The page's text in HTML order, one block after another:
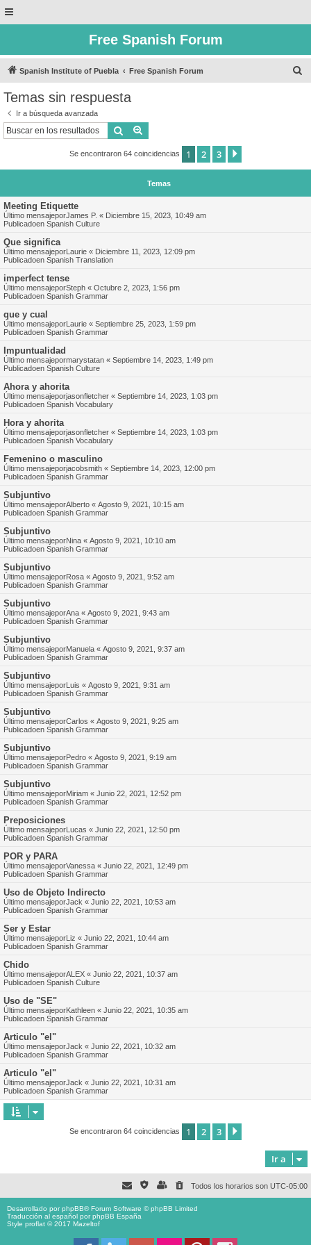
Free Spanish Forum
Spanish Institute of Puebla Free Spanish Forum
Temas sin respuesta
Ir a búsqueda avanzada
Buscar
Se encontraron 64 coincidencias 1 2 3
Temas
Meeting Etiquette
Último mensajeporJames P. « Diciembre 15, 2023, 10:49 am
Publicadoen Spanish Culture
Que significa
Último mensajeporLaurie « Diciembre 11, 2023, 12:09 pm
Publicadoen Spanish Translation
imperfect tense
Último mensajeporSteph « Octubre 2, 2023, 1:56 pm
Publicadoen Spanish Grammar
que y cual
Último mensajeporLaurie « Septiembre 25, 2023, 1:59 pm
Publicadoen Spanish Grammar
Impuntualidad
Último mensajepormarystatan « Septiembre 14, 2023, 1:49 pm
Publicadoen Spanish Culture
Ahora y ahorita
Último mensajeporjasonfletcher « Septiembre 14, 2023, 1:03 pm
Publicadoen Spanish Vocabulary
Hora y ahorita
Último mensajeporjasonfletcher « Septiembre 14, 2023, 1:03 pm
Publicadoen Spanish Vocabulary
Femenino o masculino
Último mensajeporjacobsmith « Septiembre 14, 2023, 12:00 pm
Publicadoen Spanish Grammar
Subjuntivo
Último mensajeporAlberto « Agosto 9, 2021, 10:15 am
Publicadoen Spanish Grammar
Subjuntivo
Último mensajeporNina « Agosto 9, 2021, 10:10 am
Publicadoen Spanish Grammar
Subjuntivo
Último mensajeporRosa « Agosto 9, 2021, 9:52 am
Publicadoen Spanish Grammar
Subjuntivo
Último mensajeporAna « Agosto 9, 2021, 9:43 am
Publicadoen Spanish Grammar
Subjuntivo
Último mensajeporManuela « Agosto 9, 2021, 9:37 am
Publicadoen Spanish Grammar
Subjuntivo
Último mensajeporLuis « Agosto 9, 2021, 9:31 am
Publicadoen Spanish Grammar
Subjuntivo
Último mensajeporCarlos « Agosto 9, 2021, 9:25 am
Publicadoen Spanish Grammar
Subjuntivo
Último mensajeporPedro « Agosto 9, 2021, 9:19 am
Publicadoen Spanish Grammar
Subjuntivo
Último mensajeporMiriam « Junio 22, 2021, 12:52 pm
Publicadoen Spanish Grammar
Preposiciones
Último mensajeporLucas « Junio 22, 2021, 12:50 pm
Publicadoen Spanish Grammar
POR y PARA
Último mensajeporVanessa « Junio 22, 2021, 12:49 pm
Publicadoen Spanish Grammar
Uso de Objeto Indirecto
Último mensajeporJack « Junio 22, 2021, 10:53 am
Publicadoen Spanish Grammar
Ser y Estar
Último mensajeporLiz « Junio 22, 2021, 10:44 am
Publicadoen Spanish Grammar
Chido
Último mensajeporALEX « Junio 22, 2021, 10:37 am
Publicadoen Spanish Culture
Uso de "SE"
Último mensajeporKathleen « Junio 22, 2021, 10:35 am
Publicadoen Spanish Grammar
Articulo "el"
Último mensajeporJack « Junio 22, 2021, 10:32 am
Publicadoen Spanish Grammar
Articulo "el"
Último mensajeporJack « Junio 22, 2021, 10:31 am
Publicadoen Spanish Grammar
Se encontraron 64 coincidencias 1 2 3
Ir a
Todos los horarios son UTC-05:00
Desarrollado porphpBB® Forum Software © phpBB Limited
Traducción al español porphpBB España
Style proflat © 2017 Mazeltof